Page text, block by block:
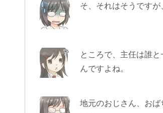
そ、それはそうですが
ところで、主任は誰
んですよね。
地元のおじさん、お